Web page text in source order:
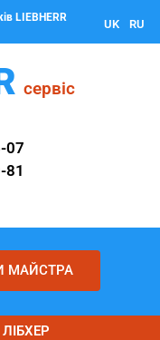
LIEBHERR
UK RU
сервіс
07
81
МАЙСТРА